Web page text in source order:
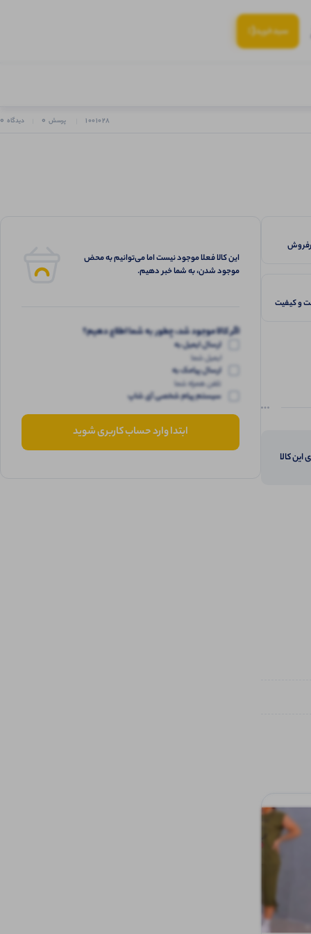
سبد‌خرید(:
1001028 پرسش 0 دیدگاه 0
و کیفیت
این کالا
این کالا فعلا موجود نیست اما می‌توانیم به محض
موجود شدن، به شما خبر دهیم.
اگر کالا موجود شد، چطور به شما اطلاع دهیم؟
ارسال ایمیل به
ایمیل شما
ارسال پیامک به
تلفن همراه شما
سیستم پیام شخصی آی شاپ
ابتدا وارد حساب کاربری شوید